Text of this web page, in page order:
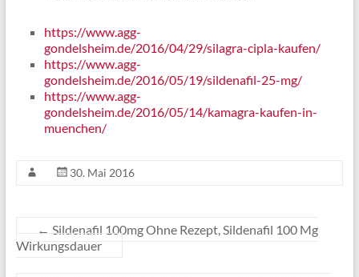
https://www.agg-
gondelsheim.de/2016/04/29/silagra-cipla-kaufen/
https://www.agg-
gondelsheim.de/2016/05/19/sildenafil-25-mg/
https://www.agg-
gondelsheim.de/2016/05/14/kamagra-kaufen-in-
muenchen/
30. Mai 2016
← Sildenafil 100mg Ohne Rezept, Sildenafil 100 Mg
Wirkungsdauer